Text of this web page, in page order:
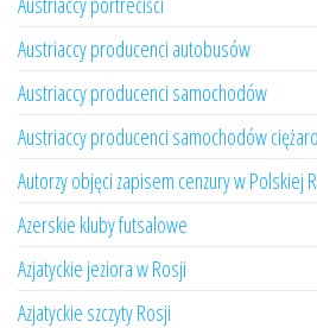
Austriaccy producenci autobusów
Austriaccy producenci samochodów
Austriaccy producenci samochodów
Autorzy objęci zapisem cenzury w Polskiej
Azerskie kluby futsalowe
Azjatyckie jeziora w Rosji
Azjatyckie szczyty Rosji